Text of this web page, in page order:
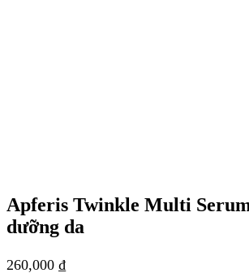
Apferis Twinkle Multi
dưỡng da
260,000 ₫